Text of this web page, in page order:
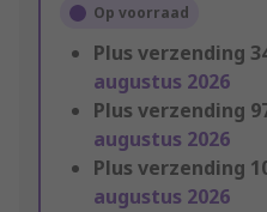
Op voorraad
Plus verzending
augustus 2026
Plus verzending
augustus 2026
Plus verzending
augustus 2026